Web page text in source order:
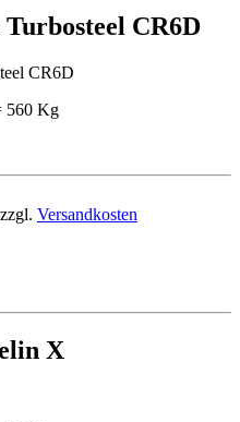
CR6D
CR6D
560 Kg
Versandkosten
X